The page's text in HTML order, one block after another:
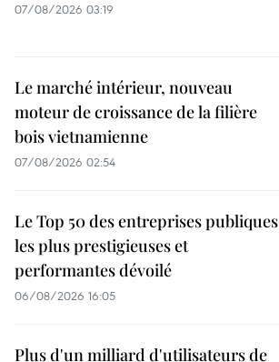
07/08/2026 03:19
Le marché intérieur, nouveau
moteur de croissance de la filière
bois vietnamienne
07/08/2026 02:54
Le Top 50 des entreprises publiques
les plus prestigieuses et
performantes dévoilé
06/08/2026 16:05
Plus d'un milliard d'utilisateurs de